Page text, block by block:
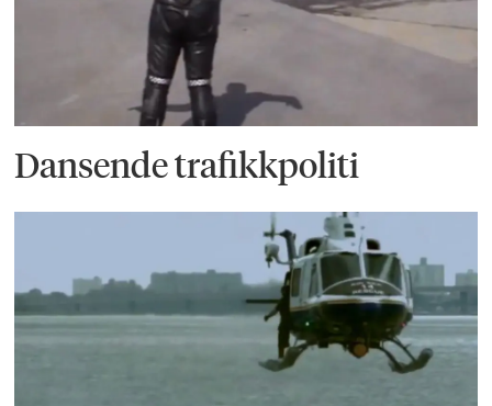
Dansende trafikkpoliti